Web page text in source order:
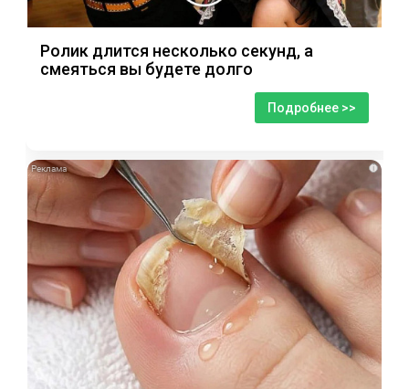
Ролик длится несколько секунд, а
смеяться вы будете долго
Подробнее >>
i